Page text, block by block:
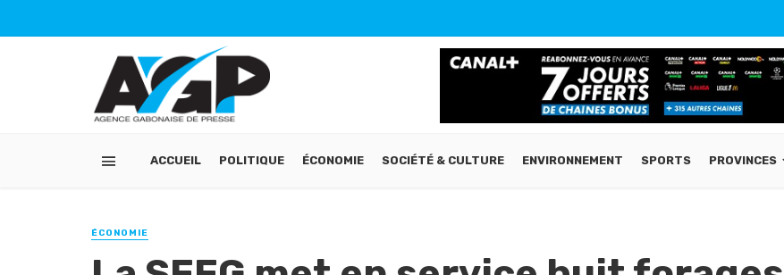
ACCUEIL POLITIQUE ÉCONOMIE SOCIÉTÉ & CULTURE ENVIRONNEMENT SPORTS PROVINCES
ÉCONOMIE